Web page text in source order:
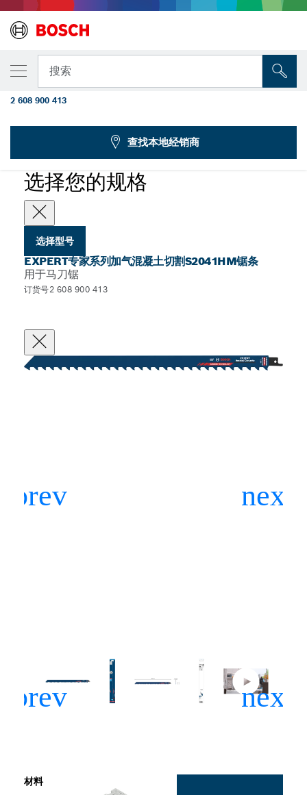
搜索
选择您的规格
选择型号
EXPERT专家系列加气混凝土切割S2041HM锯条
用于马刀锯
订货号2 608 900 413
材料
您选择的型号
EXPERT加气混凝土切割马刀锯条 S 2041 HM
1支装
2 608 900 413
查找本地经销商